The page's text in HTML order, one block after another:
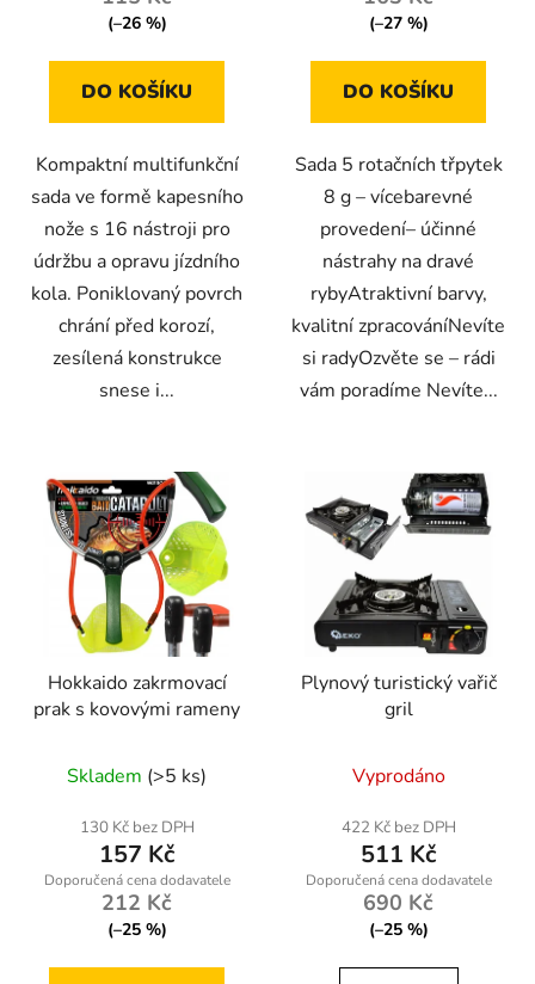
(–26 %)
DO KOŠÍKU
Kompaktní multifunkční
sada ve formě kapesního
nože s 16 nástroji pro
údržbu a opravu jízdního
kola. Poniklovaný povrch
chrání před korozí,
zesílená konstrukce
snese i...
(–27 %)
DO KOŠÍKU
Sada 5 rotačních třpytek
8 g – vícebarevné
provedení– účinné
nástrahy na dravé
rybyAtraktivní barvy,
kvalitní zpracováníNevíte
si radyOzvěte se – rádi
vám poradíme Nevíte...
Hokkaido zakrmovací
prak s kovovými rameny
Skladem (>5 ks)
130 Kč bez DPH
157 Kč
212 Kč
(–25 %)
Plynový turistický vařič
gril
Vyprodáno
422 Kč bez DPH
511 Kč
690 Kč
(–25 %)